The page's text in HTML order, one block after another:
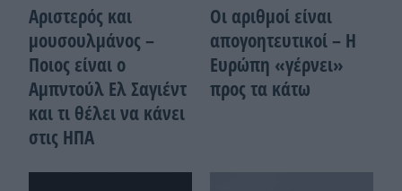
Αριστερός και
μουσουλμάνος –
Ποιoς είναι ο
Αμπντούλ Ελ Σαγιέντ
και τι θέλει να κάνει
στις ΗΠΑ
Οι αριθμοί είναι
απογοητευτικοί – Η
Ευρώπη «γέρνει»
προς τα κάτω